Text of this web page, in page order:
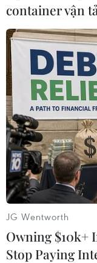
Trường Trung
Vụ án đang
pháp luật./.
Hà Nội:
giam một
trường
Nguyễn Thị
Trường mầm
tự ý cho 24 giáo
nghỉ dài hạn
lương, sau đó
tiền cho trường
định.
container vận
JG Wentworth
Owning $10k+
Stop Paying